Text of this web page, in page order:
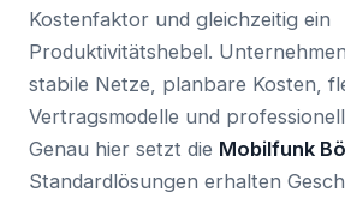
Kostenfaktor und gleichzeitig ein
Produktivitätshebel.
stabile Netze, planbare Kosten,
Vertragsmodelle und
Genau hier setzt die Mobilfunk
Standardlösungen erhalten